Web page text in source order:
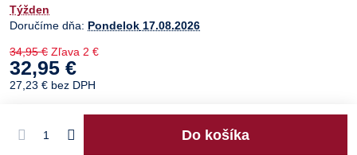
Týžden
Doručíme dňa: Pondelok 17.08.2026
34,95 € Zľava 2 €
32,95 €
27,23 € bez DPH
Do košíka